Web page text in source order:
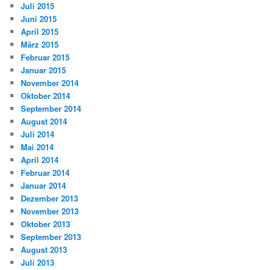
Juli 2015
Juni 2015
April 2015
März 2015
Februar 2015
Januar 2015
November 2014
Oktober 2014
September 2014
August 2014
Juli 2014
Mai 2014
April 2014
Februar 2014
Januar 2014
Dezember 2013
November 2013
Oktober 2013
September 2013
August 2013
Juli 2013